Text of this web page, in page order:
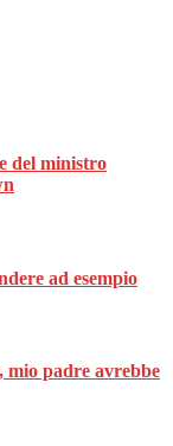
del ministro
ad esempio
mio padre avrebbe